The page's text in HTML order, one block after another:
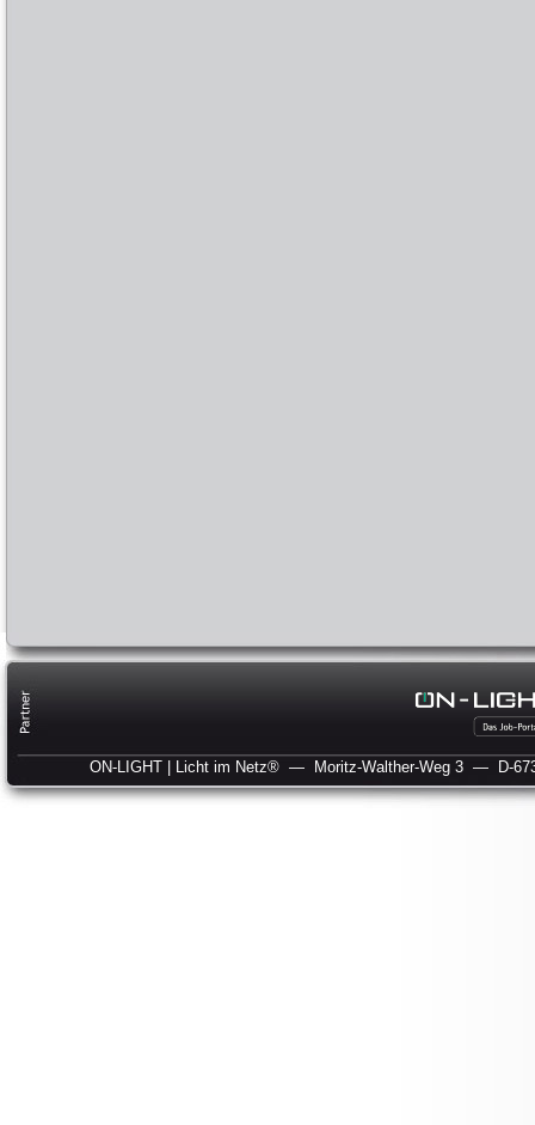
ON-LIGHT | Licht im Netz® — Moritz-Walther-Weg 3 — D-